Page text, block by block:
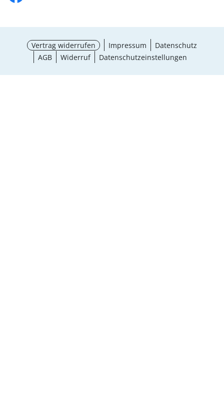
Vertrag widerrufen Impressum
Datenschutz
AGB
Widerruf Datenschutzeinstellungen